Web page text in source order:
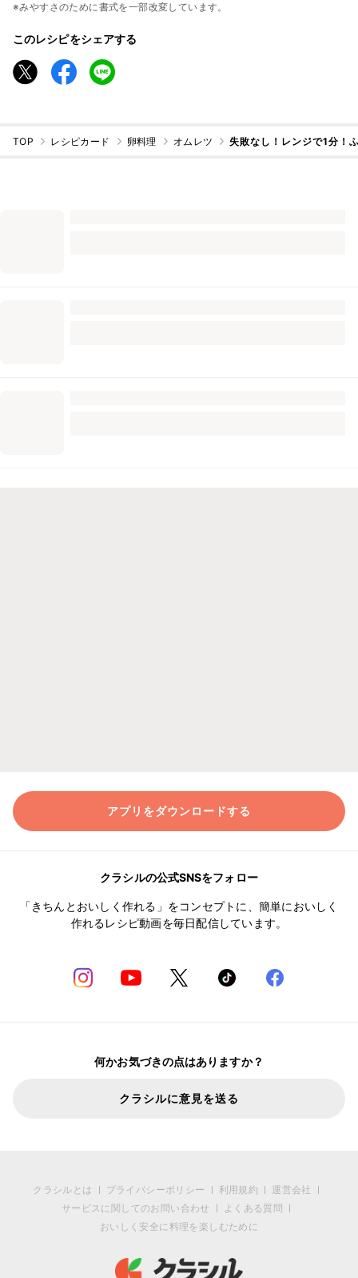
※みやすさのために書式を一部改変しています。
このレシピをシェアする
TOP レシピカード 卵料理 オムレツ 失敗なし！レンジで1分！
アプリをダウンロードする
クラシルの公式SNSをフォロー
「きちんとおいしく作れる」をコンセプトに、簡単においしく
作れるレシピ動画を毎日配信しています。
何かお気づきの点はありますか？
クラシルに意見を送る
クラシルとは プライバシーポリシー 利用規約
運営会社
サービスに関してのお問い合わせ
よくある質問
おいしく安全に料理を楽しむために